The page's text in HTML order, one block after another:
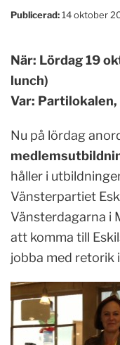
Publicerad:14 oktober
När: Lördag 19
lunch)
Var:
Nu på lördag
håller i
Vänsterpartiet
Vänsterdagarna i
att komma till
jobba med retorik